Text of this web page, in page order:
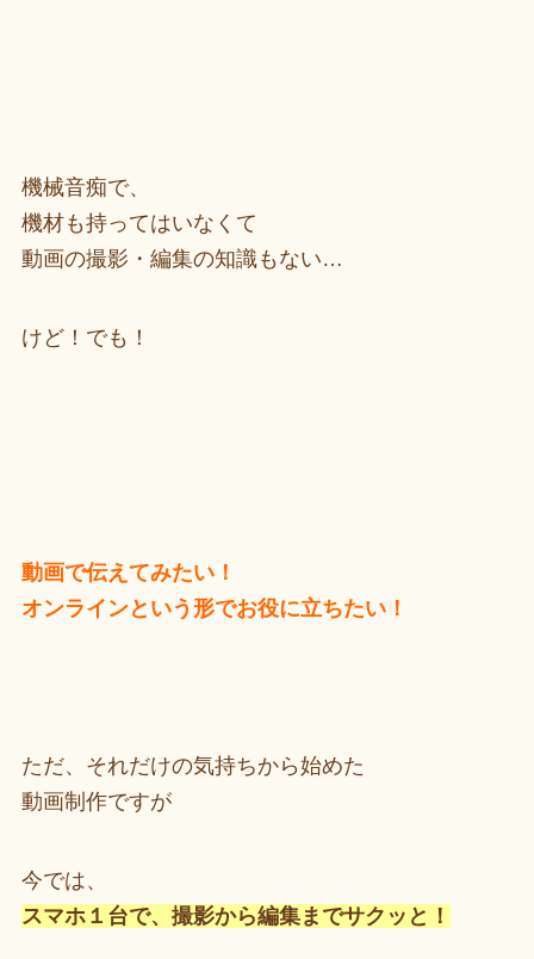
機械音痴で、
機材も持ってはいなくて
動画の撮影・編集の知識もない…
けど！でも！
動画で伝えてみたい！
オンラインという形でお役に立ちたい！
ただ、それだけの気持ちから始めた
動画制作ですが
今では、
スマホ１台で、撮影から編集までサクッと！